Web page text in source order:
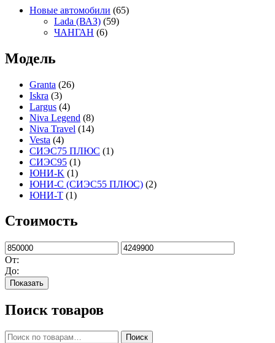
Новые автомобили (65)
Lada (ВАЗ) (59)
ЧАНГАН (6)
Модель
Granta (26)
Iskra (3)
Largus (4)
Niva Legend (8)
Niva Travel (14)
Vesta (4)
СИЭС75 ПЛЮС (1)
СИЭС95 (1)
ЮНИ-K (1)
ЮНИ-С (СИЭС55 ПЛЮС) (2)
ЮНИ-Т (1)
Стоимость
Минимальная
цена
Максимальная
цена
От:
До:
Показать
Поиск товаров
Искать: Поиск